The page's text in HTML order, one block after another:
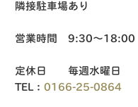
隣接駐車場あり
営業時間 9:30〜18:00
定休日 毎週水曜日
TEL： 0166-25-0864